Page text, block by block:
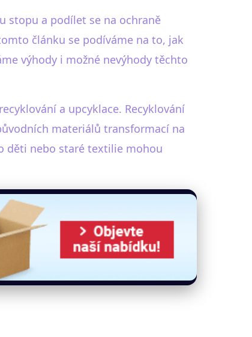
stopu a podílet se na ochraně
článku se podíváme na to, jak
výhody i možné nevýhody těchto
a upcyklace. Recyklování
materiálů transformací na
děti nebo staré textilie mohou